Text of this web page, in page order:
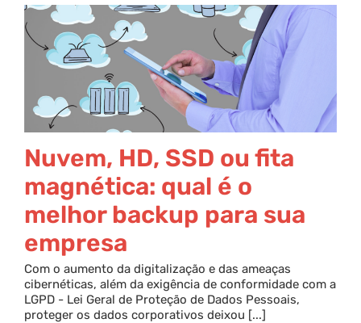
Nuvem, HD, SSD ou fita
magnética: qual é o
melhor backup para sua
empresa
Com o aumento da digitalização e das ameaças
cibernéticas, além da exigência de conformidade com a
LGPD - Lei Geral de Proteção de Dados Pessoais,
proteger os dados corporativos deixou [...]